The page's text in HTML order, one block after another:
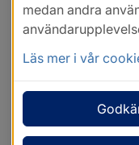
medan andra
Läs mer i vår